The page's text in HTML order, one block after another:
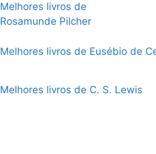
Melhores livros de
Rosamunde Pilcher
Melhores livros de Eusébio de
Melhores livros de C. S. Lewis